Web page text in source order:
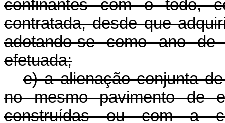
confinantes com o todo,
contratada, desde que
adotando-se como ano
efetuada;
e) a alienação conjunta
no mesmo pavimento de
construídas ou com a